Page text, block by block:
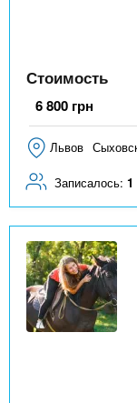
Стоимость
6 800 грн
Львов
Записалось: 1